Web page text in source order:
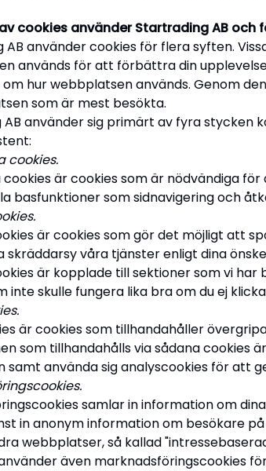
cookies använder Startrading AB och
AB använder cookies för flera syften.
används för att förbättra din
hur webbplatsen används. Genom
som är mest besökta.
använder sig primärt av fyra stycken
cookies.
cookies är cookies som är nödvändiga
basfunktioner som sidnavigering och
är cookies som gör det möjligt att
skräddarsy våra tjänster enligt dina
är kopplade till sektioner som vi
inte skulle fungera lika bra om du ej
är cookies som tillhandahåller
som tillhandahålls via sådana cookies
samt använda sig analyscookies för att
samlar in information om
in anonym information om besökare
webbplatser, så kallad
även marknadsföringscookies